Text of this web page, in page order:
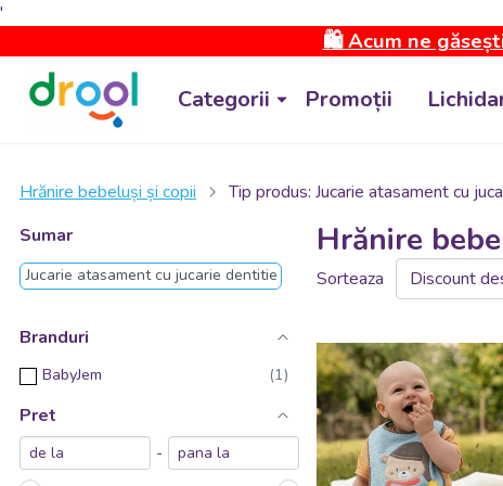
'
🛍️ Acum ne
Categorii Promoții
Hrănire bebeluși și copii
Tip produs: Jucarie atasament cu
Sumar
Jucarie atasament cu jucarie dentitie
Branduri
BabyJem
Pret
-
Hrănire
Sorteaza